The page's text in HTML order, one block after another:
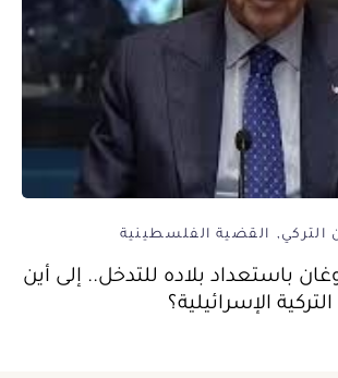
التركي القضية الفلسطينية
باستعداد بلاده للتدخل.. إلى أين
الإسرائيلية؟